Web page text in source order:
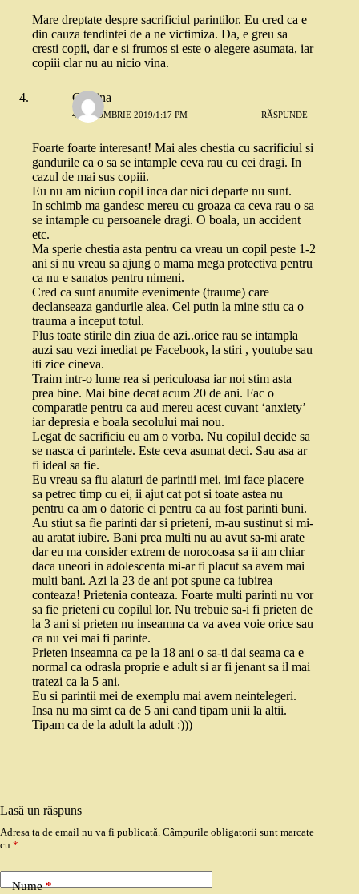
Mare dreptate despre sacrificiul parintilor. Eu cred ca e
din cauza tendintei de a ne victimiza. Da, e greu sa
cresti copii, dar e si frumos si este o alegere asumata, iar
copiii clar nu au nicio vina.
Cristina
4 OCTOMBRIE 2019/1:17 PM RĂSPUNDE
Foarte foarte interesant! Mai ales chestia cu sacrificiul si
gandurile ca o sa se intample ceva rau cu cei dragi. In
cazul de mai sus copiii.
Eu nu am niciun copil inca dar nici departe nu sunt.
In schimb ma gandesc mereu cu groaza ca ceva rau o sa
se intample cu persoanele dragi. O boala, un accident
etc.
Ma sperie chestia asta pentru ca vreau un copil peste 1-2
ani si nu vreau sa ajung o mama mega protectiva pentru
ca nu e sanatos pentru nimeni.
Cred ca sunt anumite evenimente (traume) care
declanseaza gandurile alea. Cel putin la mine stiu ca o
trauma a inceput totul.
Plus toate stirile din ziua de azi..orice rau se intampla
auzi sau vezi imediat pe Facebook, la stiri , youtube sau
iti zice cineva.
Traim intr-o lume rea si periculoasa iar noi stim asta
prea bine. Mai bine decat acum 20 de ani. Fac o
comparatie pentru ca aud mereu acest cuvant ‘anxiety’
iar depresia e boala secolului mai nou.
Legat de sacrificiu eu am o vorba. Nu copilul decide sa
se nasca ci parintele. Este ceva asumat deci. Sau asa ar
fi ideal sa fie.
Eu vreau sa fiu alaturi de parintii mei, imi face placere
sa petrec timp cu ei, ii ajut cat pot si toate astea nu
pentru ca am o datorie ci pentru ca au fost parinti buni.
Au stiut sa fie parinti dar si prieteni, m-au sustinut si mi-
au aratat iubire. Bani prea multi nu au avut sa-mi arate
dar eu ma consider extrem de norocoasa sa ii am chiar
daca uneori in adolescenta mi-ar fi placut sa avem mai
multi bani. Azi la 23 de ani pot spune ca iubirea
conteaza! Prietenia conteaza. Foarte multi parinti nu vor
sa fie prieteni cu copilul lor. Nu trebuie sa-i fi prieten de
la 3 ani si prieten nu inseamna ca va avea voie orice sau
ca nu vei mai fi parinte.
Prieten inseamna ca pe la 18 ani o sa-ti dai seama ca e
normal ca odrasla proprie e adult si ar fi jenant sa il mai
tratezi ca la 5 ani.
Eu si parintii mei de exemplu mai avem neintelegeri.
Insa nu ma simt ca de 5 ani cand tipam unii la altii.
Tipam ca de la adult la adult :)))
Lasă un răspuns
Adresa ta de email nu va fi publicată. Câmpurile obligatorii sunt marcate
cu *
Nume*